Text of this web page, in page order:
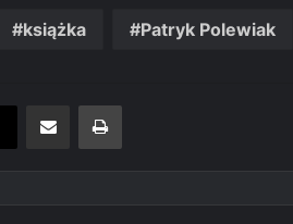
książka Patryk Polewiak